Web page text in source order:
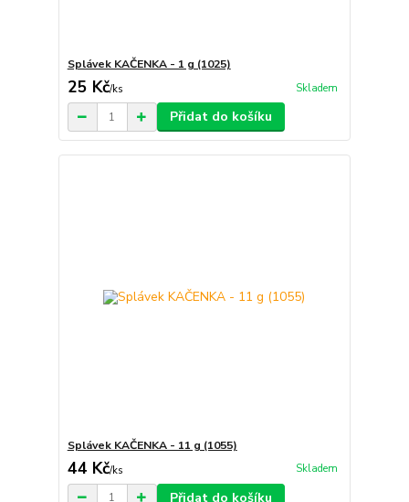
Splávek KAČENKA - 1 g (1025)
25 Kč/ks Skladem
Přidat do košíku
Splávek KAČENKA - 11 g (1055)
44 Kč/ks Skladem
Přidat do košíku